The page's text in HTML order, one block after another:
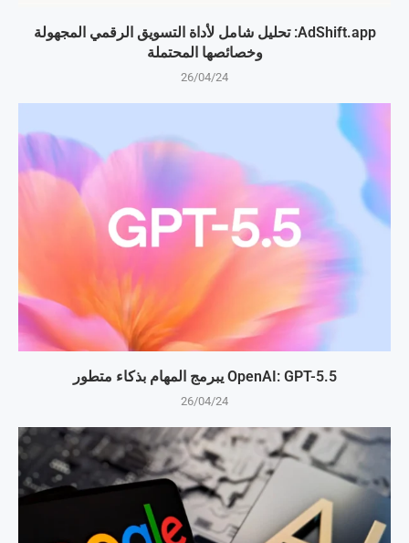
AdShift.app: تحليل شامل لأداة التسويق الرقمي المجهولة
وخصائصها المحتملة
26/04/24
OpenAI: GPT-5.5 يبرمج المهام بذكاء متطور
26/04/24